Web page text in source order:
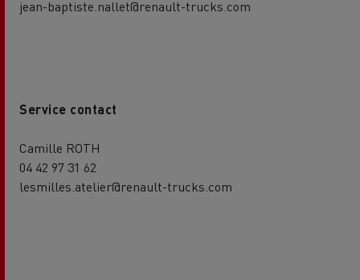
jean-baptiste.nallet@renault-trucks.com
Service contact
Camille ROTH
04 42 97 31 62
lesmilles.atelier@renault-trucks.com